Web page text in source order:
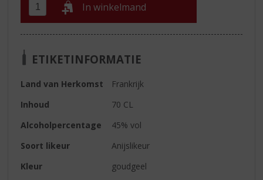
In winkelmand
ETIKETINFORMATIE
Land van Herkomst
Frankrijk
Inhoud
70 CL
Alcoholpercentage
45% vol
Soort likeur
Anijslikeur
Kleur
goudgeel